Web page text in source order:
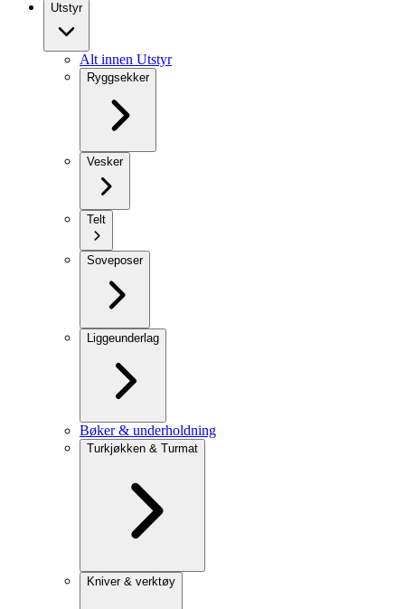
Utstyr
Alt innen Utstyr
Ryggsekker
Vesker
Telt
Soveposer
Liggeunderlag
Bøker & underholdning
Turkjøkken & Turmat
Kniver & verktøy